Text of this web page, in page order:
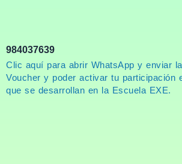
984037639
Clic aquí para abrir WhatsApp y enviar
Voucher y poder activar tu participación
que se desarrollan en la Escuela EXE.